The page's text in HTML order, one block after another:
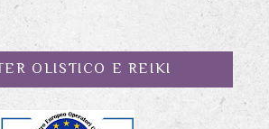
OLISTICO E REIKI